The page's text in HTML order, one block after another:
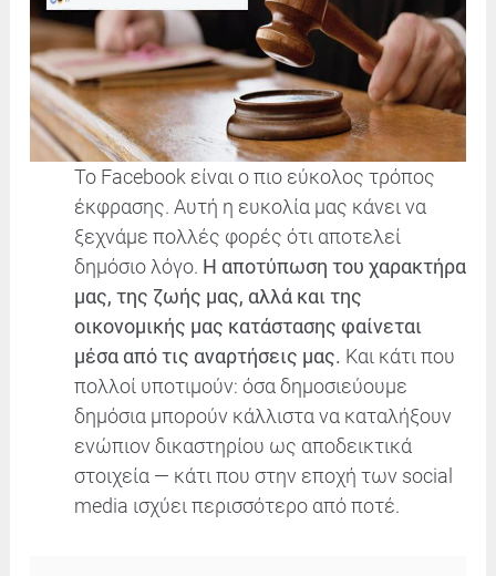
Το Facebook είναι ο πιο εύκολος τρόπος
έκφρασης. Αυτή η ευκολία μας κάνει να
ξεχνάμε πολλές φορές ότι αποτελεί
δημόσιο λόγο. Η αποτύπωση του χαρακτήρα
μας, της ζωής μας, αλλά και της
οικονομικής μας κατάστασης φαίνεται
μέσα από τις αναρτήσεις μας. Και κάτι που
πολλοί υποτιμούν: όσα δημοσιεύουμε
δημόσια μπορούν κάλλιστα να καταλήξουν
ενώπιον δικαστηρίου ως αποδεικτικά
στοιχεία — κάτι που στην εποχή των social
media ισχύει περισσότερο από ποτέ.